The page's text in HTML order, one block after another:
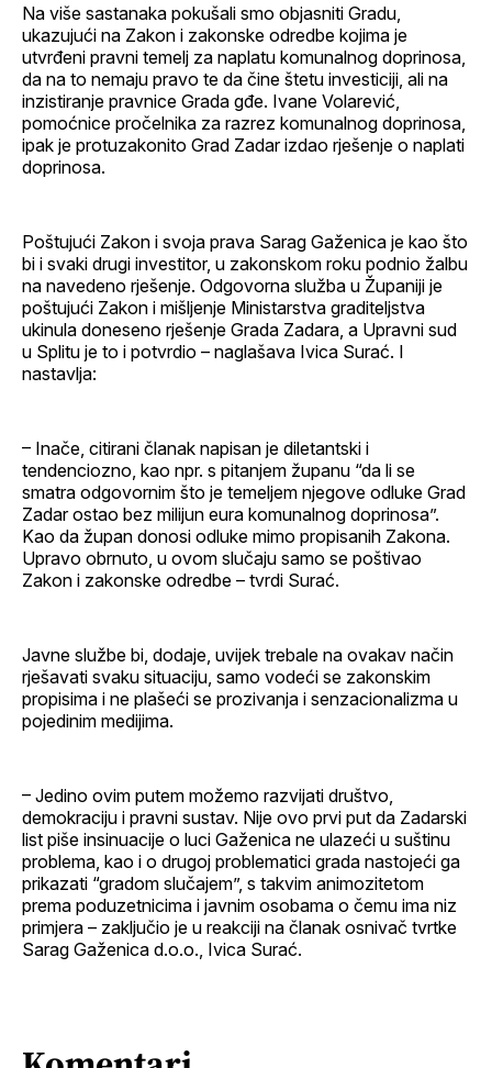
Na više sastanaka pokušali smo objasniti Gradu,
ukazujući na Zakon i zakonske odredbe kojima je
utvrđeni pravni temelj za naplatu komunalnog doprinosa,
da na to nemaju pravo te da čine štetu investiciji, ali na
inzistiranje pravnice Grada gđe. Ivane Volarević,
pomoćnice pročelnika za razrez komunalnog doprinosa,
ipak je protuzakonito Grad Zadar izdao rješenje o naplati
doprinosa.
Poštujući Zakon i svoja prava Sarag Gaženica je kao što
bi i svaki drugi investitor, u zakonskom roku podnio žalbu
na navedeno rješenje. Odgovorna služba u Županiji je
poštujući Zakon i mišljenje Ministarstva graditeljstva
ukinula doneseno rješenje Grada Zadara, a Upravni sud
u Splitu je to i potvrdio – naglašava Ivica Surać. I
nastavlja:
– Inače, citirani članak napisan je diletantski i
tendenciozno, kao npr. s pitanjem županu “da li se
smatra odgovornim što je temeljem njegove odluke Grad
Zadar ostao bez milijun eura komunalnog doprinosa”.
Kao da župan donosi odluke mimo propisanih Zakona.
Upravo obrnuto, u ovom slučaju samo se poštivao
Zakon i zakonske odredbe – tvrdi Surać.
Javne službe bi, dodaje, uvijek trebale na ovakav način
rješavati svaku situaciju, samo vodeći se zakonskim
propisima i ne plašeći se prozivanja i senzacionalizma u
pojedinim medijima.
– Jedino ovim putem možemo razvijati društvo,
demokraciju i pravni sustav. Nije ovo prvi put da Zadarski
list piše insinuacije o luci Gaženica ne ulazeći u suštinu
problema, kao i o drugoj problematici grada nastojeći ga
prikazati “gradom slučajem”, s takvim animozitetom
prema poduzetnicima i javnim osobama o čemu ima niz
primjera – zaključio je u reakciji na članak osnivač tvrtke
Sarag Gaženica d.o.o., Ivica Surać.